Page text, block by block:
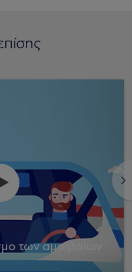
των αμοιβαίων
>